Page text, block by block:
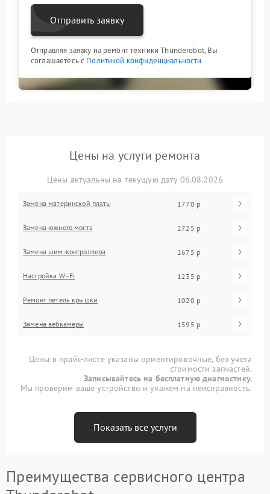
Отправить заявку
Отправляя заявку на ремонт техники Thunderobot, Вы
соглашаетесь с Политикой конфиденциальности
Цены на услуги ремонта
Цены актуальны на текущую дату 06.08.2026
Замена материнской платы 1770 р
Замена южного моста 2725 р
Замена шим-контроллера 2675 р
Настройка Wi-Fi 1235 р
Ремонт петель крышки 1020 р
Замена вебкамеры 1595 р
Цены в прайс-листе указаны ориентировочные, без учета
стоимости запчастей.
Записывайтесь на бесплатную диагностику.
Мы проверим ваше устройство и укажем на неисправность.
Показать все услуги
Преимущества сервисного центра